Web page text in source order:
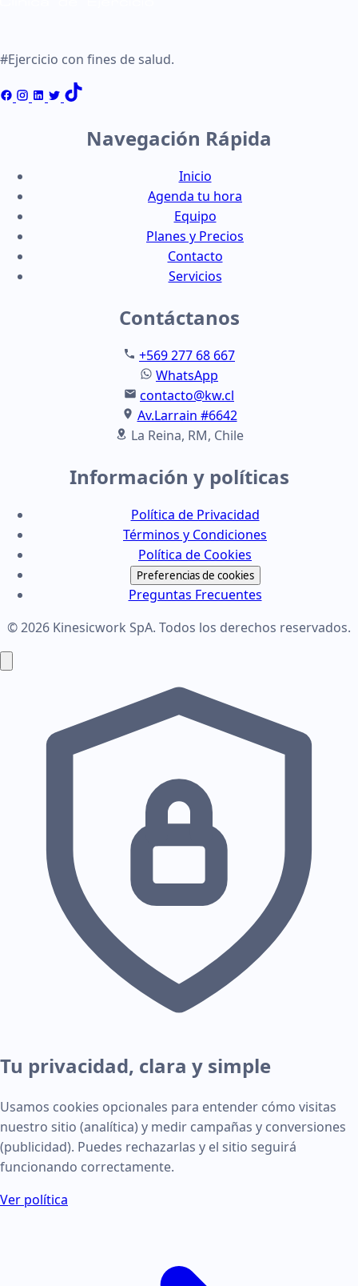
#Ejercicio con fines de salud.
Navegación Rápida
Inicio
Agenda tu hora
Equipo
Planes y Precios
Contacto
Servicios
Contáctanos
+569 277 68 667
WhatsApp
contacto@kw.cl
Av.Larrain #6642
La Reina, RM, Chile
Información y políticas
Política de Privacidad
Términos y Condiciones
Política de Cookies
Preferencias de cookies
Preguntas Frecuentes
© 2026 Kinesicwork SpA. Todos los derechos reservados.
Tu privacidad, clara y simple
Usamos cookies opcionales para entender cómo visitas
nuestro sitio (analítica) y medir campañas y conversiones
(publicidad). Puedes rechazarlas y el sitio seguirá
funcionando correctamente.
Ver política